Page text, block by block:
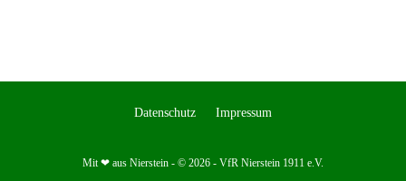
Datenschutz Impressum
Mit ❤ aus Nierstein - © 2026 - VfR Nierstein 1911 e.V.